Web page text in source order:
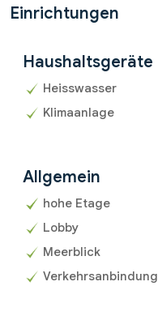
Einrichtungen
Haushaltsgeräte
Heisswasser
Klimaanlage
Allgemein
hohe Etage
Lobby
Meerblick
Verkehrsanbindung